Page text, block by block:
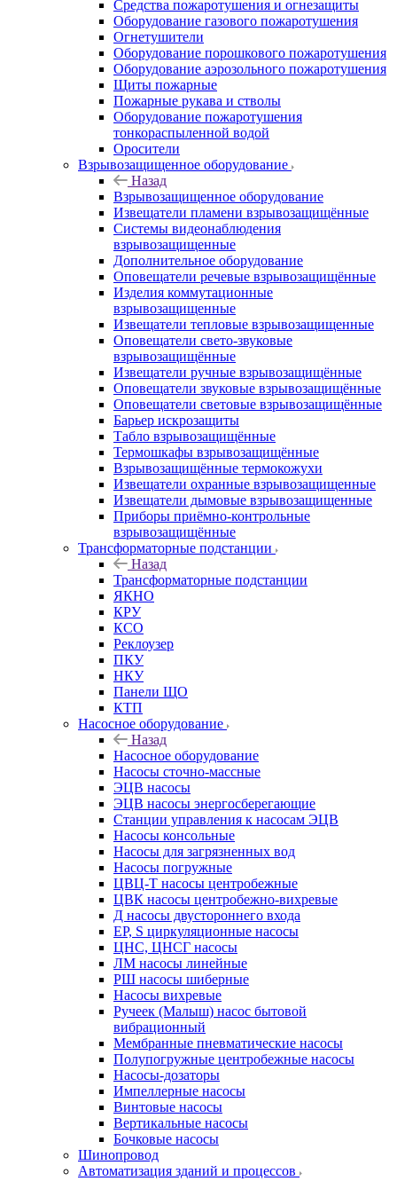
Средства пожаротушения и огнезащиты
Оборудование газового пожаротушения
Огнетушители
Оборудование порошкового пожаротушения
Оборудование аэрозольного пожаротушения
Щиты пожарные
Пожарные рукава и стволы
Оборудование пожаротушения
тонкораспыленной водой
Оросители
Взрывозащищенное оборудование
Назад
Взрывозащищенное оборудование
Извещатели пламени взрывозащищённые
Системы видеонаблюдения
взрывозащищенные
Дополнительное оборудование
Оповещатели речевые взрывозащищённые
Изделия коммутационные
взрывозащищенные
Извещатели тепловые взрывозащищенные
Оповещатели свето-звуковые
взрывозащищённые
Извещатели ручные взрывозащищённые
Оповещатели звуковые взрывозащищённые
Оповещатели световые взрывозащищённые
Барьер искрозащиты
Табло взрывозащищённые
Термошкафы взрывозащищённые
Взрывозащищённые термокожухи
Извещатели охранные взрывозащищенные
Извещатели дымовые взрывозащищенные
Приборы приёмно-контрольные
взрывозащищённые
Трансформаторные подстанции
Назад
Трансформаторные подстанции
ЯКНО
КРУ
КСО
Реклоузер
ПКУ
НКУ
Панели ЩО
КТП
Насосное оборудование
Назад
Насосное оборудование
Насосы сточно-массные
ЭЦВ насосы
ЭЦВ насосы энергосберегающие
Станции управления к насосам ЭЦВ
Насосы консольные
Насосы для загрязненных вод
Насосы погружные
ЦВЦ-Т насосы центробежные
ЦВК насосы центробежно-вихревые
Д насосы двустороннего входа
EP, S циркуляционные насосы
ЦНС, ЦНСГ насосы
ЛМ насосы линейные
РШ насосы шиберные
Насосы вихревые
Ручеек (Малыш) насос бытовой
вибрационный
Мембранные пневматические насосы
Полупогружные центробежные насосы
Насосы-дозаторы
Импеллерные насосы
Винтовые насосы
Вертикальные насосы
Бочковые насосы
Шинопровод
Автоматизация зданий и процессов